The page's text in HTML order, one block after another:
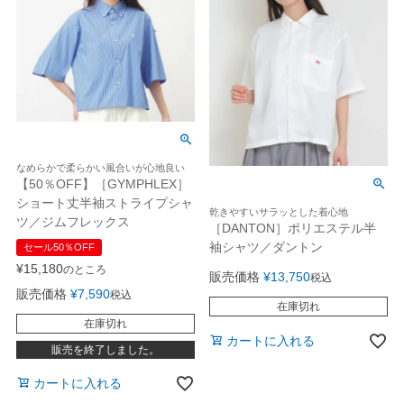
なめらかで柔らかい風合いが心地良い
【50％OFF】［GYMPHLEX］
ショート丈半袖ストライプシャ
ツ／ジムフレックス
セール50％OFF
¥15,180のところ
販売価格 ¥7,590税込
在庫切れ
販売を終了しました。
カートに入れる
乾きやすいサラッとした着心地
［DANTON］ポリエステル半
袖シャツ／ダントン
販売価格 ¥13,750税込
在庫切れ
カートに入れる